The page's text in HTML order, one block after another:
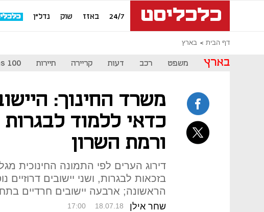
24/7 באזז שוק נדל"ן
דף הבית בארץ
בארץ משפט רכב דעות קריירה תיירות 100
משרד החינוך:
כדאי ללמוד
ורמת השרון
דירוג הערים לפי התמונה החינוכית
בזכאות לבגרות, ושני יישובים דרוזיים
הראשונה; ארבעה יישובים חרדיים
שחר אילן 17:00 18.07.18